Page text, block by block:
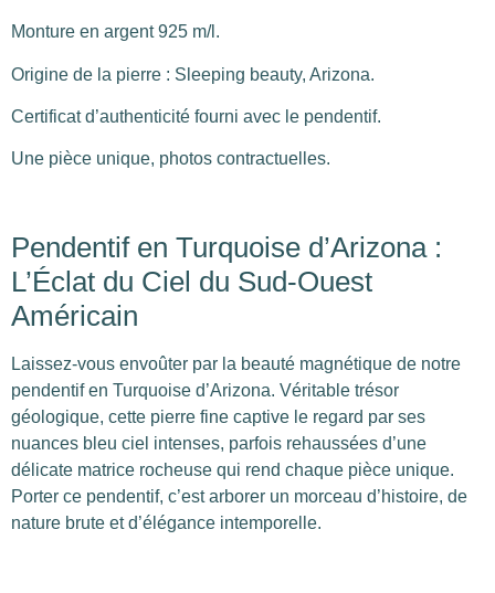
Monture en argent 925 m/l.
Origine de la pierre : Sleeping beauty, Arizona.
Certificat d’authenticité fourni avec le pendentif.
Une pièce unique, photos contractuelles.
Pendentif en Turquoise d’Arizona :
L’Éclat du Ciel du Sud-Ouest
Américain
Laissez-vous envoûter par la beauté magnétique de notre
pendentif en Turquoise d’Arizona. Véritable trésor
géologique, cette pierre fine captive le regard par ses
nuances bleu ciel intenses, parfois rehaussées d’une
délicate matrice rocheuse qui rend chaque pièce unique.
Porter ce pendentif, c’est arborer un morceau d’histoire, de
nature brute et d’élégance intemporelle.